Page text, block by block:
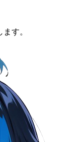
す。